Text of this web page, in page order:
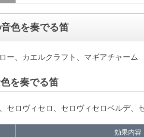
色を奏でる笛
ー、カエルクラフト、マギアチャーム
を奏でる笛
セロヴィセロ、セロヴィセロベルデ、
効果内容